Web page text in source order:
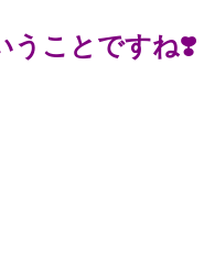
うことですね❣️